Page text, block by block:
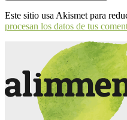
Este sitio usa Akismet para
procesan los datos de tus